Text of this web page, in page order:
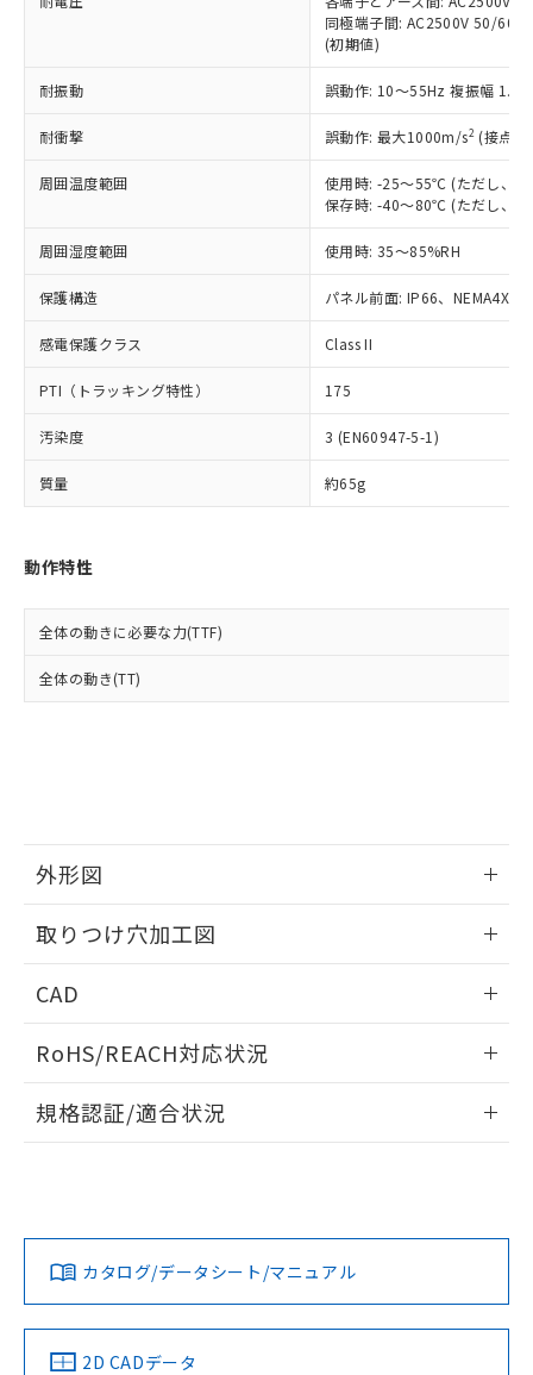
同極端子間: AC2500V 50/
(初期値)
耐振動 誤動作: 10～55Hz 複振幅
耐衝撃 誤動作: 最大1000m/s2 (接点
周囲温度範囲
使用時: -25～55℃ (ただし、氷
保存時: -40～80℃ (ただし、氷
周囲湿度範囲 使用時: 35～85%RH
保護構造 パネル前面: IP66、NEMA4X,
感電保護クラス Class II
PTI（トラッキング特性） 175
汚染度 3 (EN60947-5-1)
質量 約65g
動作特性
全体の動きに必要な力(TTF)
全体の動き(TT)
外形図
取りつけ穴加工図
CAD
ドすることができます。
ログイン/会員登録
ダウンロードデータをご利用いただく前に、以下を必ずお読
みください。
ソフトウェアの使用条件
RoHS/REACH対応状況
EU RoHS 注意事項・凡例
対応済み
中国 RoHS 注意事項・凡例
規格認証/適合状況
カタログ/データシート/マニュアル
2D CADデータ
在庫状況および標準価格照会結果は、
記載している更新日時点での社内デー
タに基づき作成されるものであり、閲
覧された時点での実際の在庫および標
準価格とは異なる場合があることをご
正式な納期状況および標準価格はお客
様のお取引先、またはお客様担当のオ
ムロン制御機器販売店・当社販売員に
オムロン制御機器販売店や当社販売拠
販売ネットワーク
」をご確認
在庫状況および標準価格結果を当社の
事前の承諾なく第三者に漏洩または開
示しないようお願いします。
マイパーツ機能（部品リスト作成サー
ビス）をご利用いただくには、I-Web
メンバーズにご登録されている必要が
引・商談に必要な範囲で利用すること
をご了承ください。
※当社の共同利用者とは、
の共同利用に関して"
の「1.共同利
むを得ず変更することがあります。
六価クロム(Cr(Ⅵ)) 1000ppm以下、ポリ臭化ビフェニル
類(PBB) 1000ppm以下、ポリ臭化ジフェニルエーテル類
(PBDE) 1000ppm以下、フタル酸ビス(2-エチルヘキシ
ル) (DEHP)(別名：DOP) 1000ppm以下、フタル酸ブチ
ルベンジル（BBP） 1000ppm以下、フタル酸ジブチル
（DBP） 1000ppm以下、フタル酸ジイソブチル
適用除外項目は除く。
フタル酸エステル類の４物質については閾値を超える意
図的な使用がないことを確認しています。
部品在庫の切り替え状況などにより、予定
月が前後することがあります。
とができます。
51物質の非含有証明書（当社基準）
欄に対応日を記載しておりました。
既に当社にて対応品への在庫切替を完了
していることから、特段のことがない限
り、2022年1月12日より割愛しておりま
す。
「－」：未確認です。当社販売部門へお問
*中国RoHS10物質の基準値 (GB/T26572)：
Pb(鉛) :1000ppm、 Hg(水銀) : 1000ppm、 Cd(カドミウ
Cr(Ⅵ)(六価クロム) : 1000ppm、 PBBs(ポリ臭化ビフェ
DBP(フタル酸ジブチル) : 1000ppm、 DIBP(フタル酸ジ
イソブチル) : 1000ppm、 BBP(フタル酸ブチルベンジ
DEHP(フタル酸ビス(2-エチルヘキシル)) : 1000ppm
※2 環境保護使用期限
「ｅ」：有害物質（10物質）のすべてが基
準値以下であることを示します。
「10」：通常の使用状況下において有害物
質が外部に漏えいし、環境に深刻な影響を
及ぼさない年数を意味します。
「－」：未確認です。当社販売部門へお問
い合わせください。
為替および外国貿易法に定める商品
（以下｢規制貨物等」という）を輸出
または国外への提供する場合は、日本
国政府の輸出許可(または役務取引許
可)を取得するなどの必要な手続きを
当社は規制貨物を破棄する場合は、完
全に破砕するなど、違法に輸出されな
いよう必要な手段を講じます。
当社は貴社製品を、核兵器、ミサイ
ル、化学兵器、生物兵器またはその他
武器並びにこれらの製造装置等に一切
当社は、貴社製品を第三者に販売する
場合は、上記1、2および3の内容を当
該第三者に通知します。また当社は、
販売先および販売に係わる関係者が違
法に輸出するおそれがある場合は、取
り引きをいたしません。
一定数以上の在庫あり
一定数には満たないが在庫あり
在庫なし(最新の在庫状況につ
いては、お客様のお取引先、ま
たはお客様担当のオムロン制御
機器販売店・当社販売員にご確
受注生産機種、また在庫状況の
情報を公開していない機種